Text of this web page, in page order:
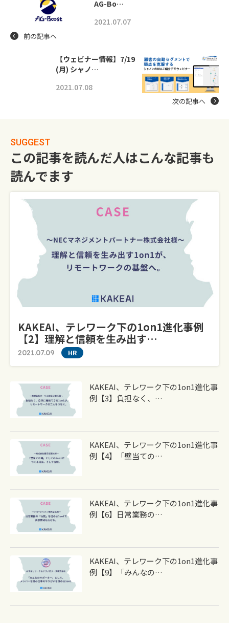
AG-Bo…
2021.07.07
前の記事へ
【ウェビナー情報】7/19
(月) シャノ…
2021.07.08
次の記事へ
SUGGEST
この記事を読んだ人はこんな記事も
読んでます
KAKEAI、テレワーク下の1on1進化事例
【2】理解と信頼を生み出す…
2021.07.09 HR
KAKEAI、テレワーク下の1on1進化事
例【3】負担なく、…
KAKEAI、テレワーク下の1on1進化事
例【4】「壁当ての…
KAKEAI、テレワーク下の1on1進化事
例【6】日常業務の…
KAKEAI、テレワーク下の1on1進化事
例【9】「みんなの…